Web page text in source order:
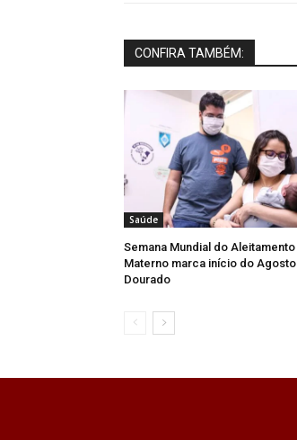
CONFIRA TAMBÉM:
Saúde
Semana Mundial do Aleitamento
Materno marca início do Agosto
Dourado